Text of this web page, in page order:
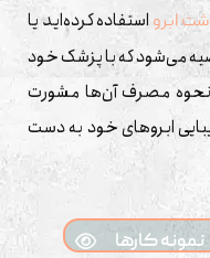
ابرو استفاده کرده‌اید یا
می‌شود که با پزشک خود
و نحوه مصرف آن‌ها مشورت
ابروهای خود به دست
نمونه کارها